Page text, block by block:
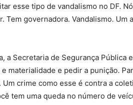
esse tipo de vandalismo no DF.
Tem governadora. Vandalismo. Um
a Secretaria de Segurança Pública
materialidade e pedir a punição.
crime como esse é contra a
tem uma queda no número de